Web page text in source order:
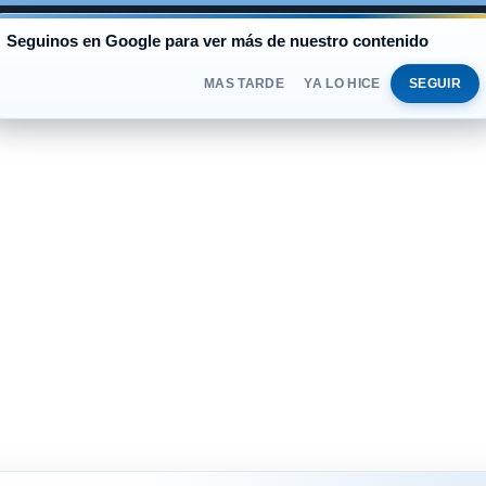
DOLAR BLUE$1.540OFICIAL $1.520 JUEVES
Seguinos en Google para ver más de nuestro contenido
MAS TARDE YA LO HICE SEGUIR